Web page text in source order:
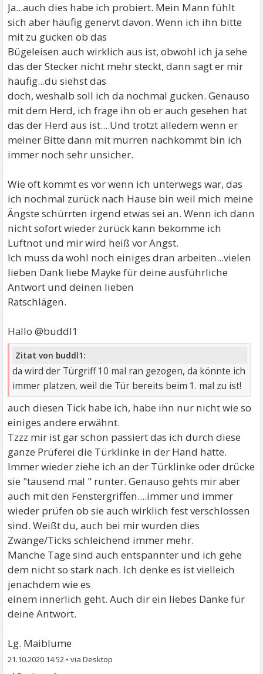
Ja...auch dies habe ich probiert. Mein Mann fühlt
sich aber häufig genervt davon. Wenn ich ihn bitte
mit zu gucken ob das
Bügeleisen auch wirklich aus ist, obwohl ich ja sehe
das der Stecker nicht mehr steckt, dann sagt er mir
häufig...du siehst das
doch, weshalb soll ich da nochmal gucken. Genauso
mit dem Herd, ich frage ihn ob er auch gesehen hat
das der Herd aus ist....Und trotzt alledem wenn er
meiner Bitte dann mit murren nachkommt bin ich
immer noch sehr unsicher.
Wie oft kommt es vor wenn ich unterwegs war, das
ich nochmal zurück nach Hause bin weil mich meine
Ängste schürrten irgend etwas sei an. Wenn ich dann
nicht sofort wieder zurück kann bekomme ich
Luftnot und mir wird heiß vor Angst.
Ich muss da wohl noch einiges dran arbeiten...vielen
lieben Dank liebe Mayke für deine ausführliche
Antwort und deinen lieben
Ratschlägen.
Hallo @buddl1
Zitat von buddl1:
da wird der Türgriff 10 mal ran gezogen, da könnte ich
immer platzen, weil die Tür bereits beim 1. mal zu ist!
auch diesen Tick habe ich, habe ihn nur nicht wie so
einiges andere erwähnt.
Tzzz mir ist gar schon passiert das ich durch diese
ganze Prüferei die Türklinke in der Hand hatte.
Immer wieder ziehe ich an der Türklinke oder drücke
sie "tausend mal " runter. Genauso gehts mir aber
auch mit den Fenstergriffen....immer und immer
wieder prüfen ob sie auch wirklich fest verschlossen
sind. Weißt du, auch bei mir wurden dies
Zwänge/Ticks schleichend immer mehr.
Manche Tage sind auch entspannter und ich gehe
dem nicht so stark nach. Ich denke es ist vielleich
jenachdem wie es
einem innerlich geht. Auch dir ein liebes Danke für
deine Antwort.
Lg. Maiblume
21.10.2020 14:52 •